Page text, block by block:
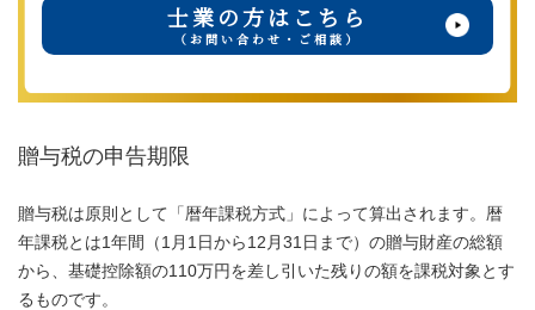
士業の方はこちら
（お問い合わせ・ご相談）
贈与税の申告期限
贈与税は原則として「暦年課税方式」によって算出されます。暦
年課税とは1年間（1月1日から12月31日まで）の贈与財産の総額
から、基礎控除額の110万円を差し引いた残りの額を課税対象とす
るものです。